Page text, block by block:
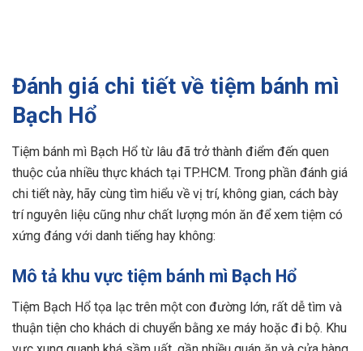
Đánh giá chi tiết về tiệm bánh mì
Bạch Hổ
Tiệm bánh mì Bạch Hổ từ lâu đã trở thành điểm đến quen
thuộc của nhiều thực khách tại TP.HCM. Trong phần đánh giá
chi tiết này, hãy cùng tìm hiểu về vị trí, không gian, cách bày
trí nguyên liệu cũng như chất lượng món ăn để xem tiệm có
xứng đáng với danh tiếng hay không:
Mô tả khu vực tiệm bánh mì Bạch Hổ
Tiệm Bạch Hổ tọa lạc trên một con đường lớn, rất dễ tìm và
thuận tiện cho khách di chuyển bằng xe máy hoặc đi bộ. Khu